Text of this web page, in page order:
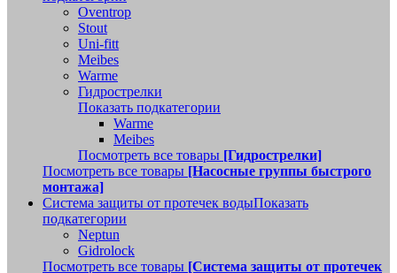
Oventrop
Stout
Uni-fitt
Meibes
Warme
Гидрострелки
Показать подкатегории
Warme
Meibes
Посмотреть все товары [Гидрострелки]
Посмотреть все товары [Насосные группы быстрого
монтажа]
Система защиты от протечек водыПоказать
подкатегории
Neptun
Gidrolock
Посмотреть все товары [Система защиты от протечек